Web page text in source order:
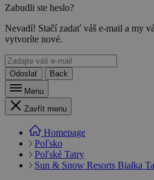
Zabudli ste heslo?
Nevadí! Stačí zadať váš e-mail a my
vytvoríte nové.
Odoslať
Back
Menu
Zavřít menu
Homepage
Poľsko
Poľské Tatry
Sun & Snow Resorts Białka